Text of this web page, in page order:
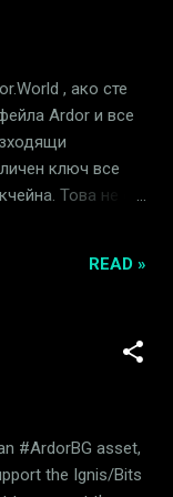
от различни
в играта
на
10 от които
, aко сте
Ardor и все
ключ все
Това не е
акаунта
READ »
#ArdorBG asset,
the Ignis/Bits